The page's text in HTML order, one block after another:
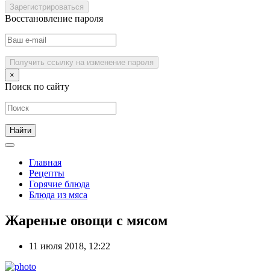
Зарегистрироваться
Восстановление пароля
Получить ссылку на изменение пароля
×
Поиск по сайту
Главная
Рецепты
Горячие блюда
Блюда из мяса
Жареные овощи с мясом
11 июля 2018, 12:22